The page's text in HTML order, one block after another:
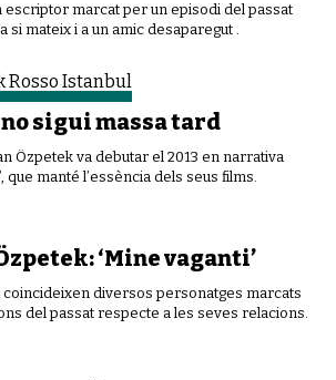
marcat per un episodi del passat
si mateix i a un amic desaparegut .
sigui massa tard
Özpetek va debutar el 2013 en narrativa
que manté l’essència dels seus films.
‘Mine vaganti’
coincideixen diversos personatges marcats
del passat respecte a les seves relacions.